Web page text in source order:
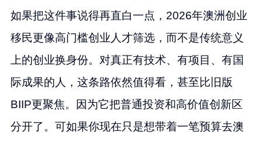
如果把这件事说得再直白一点，2026年澳洲创业
移民更像高门槛创业人才筛选，而不是传统意义
上的创业换身份。对真正有技术、有项目、有国
际成果的人，这条路依然值得看，甚至比旧版
BIIP更聚焦。因为它把普通投资和高价值创新区
分开了。可如果你现在只是想带着一笔预算去澳